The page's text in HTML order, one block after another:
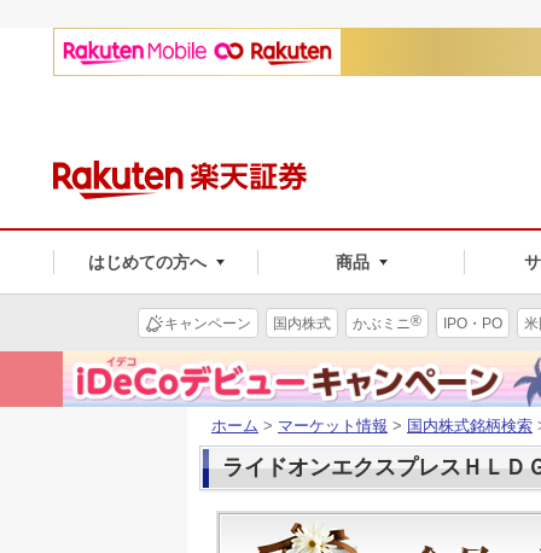
はじめての方へ 商品
キャンペーン 国内株式 かぶミニ® IPO・PO
ホーム > マーケット情報 > 国内株式銘柄検索
ライドオンエクスプレスＨＬＤ